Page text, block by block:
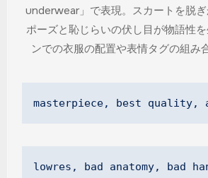
underwear」で表現。スカートを脱
ポーズと恥じらいの伏し目が物語性
ンでの衣服の配置や表情タグの組み
masterpiece, best quality,
lowres, bad anatomy,